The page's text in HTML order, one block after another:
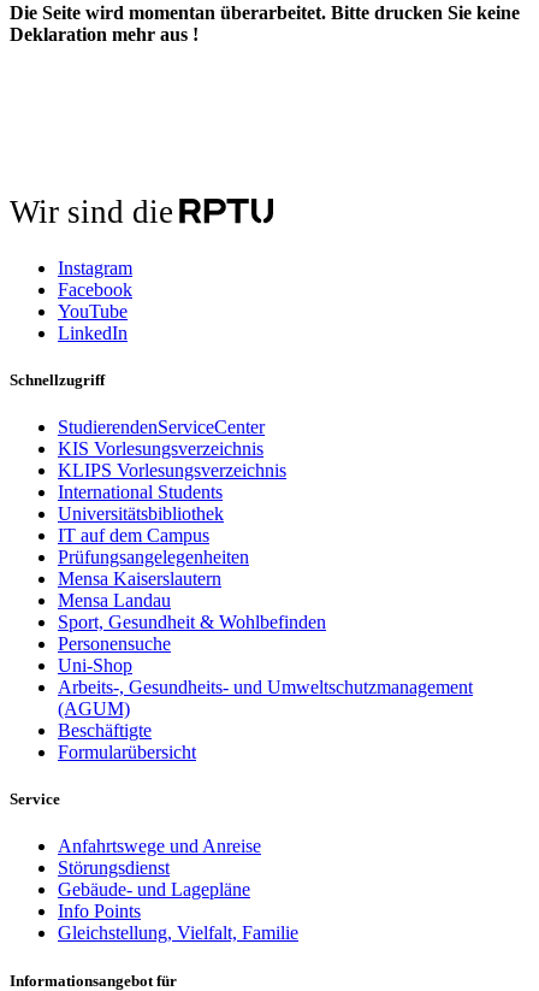
Die Seite wird momentan überarbeitet. Bitte drucken Sie keine
Deklaration mehr aus !
Wir sind die
Instagram
Facebook
YouTube
LinkedIn
Schnellzugriff
StudierendenServiceCenter
KIS Vorlesungsverzeichnis
KLIPS Vorlesungsverzeichnis
International Students
Universitätsbibliothek
IT auf dem Campus
Prüfungsangelegenheiten
Mensa Kaiserslautern
Mensa Landau
Sport, Gesundheit & Wohlbefinden
Personensuche
Uni-Shop
Arbeits-, Gesundheits- und Umweltschutzmanagement
(AGUM)
Beschäftigte
Formularübersicht
Service
Anfahrtswege und Anreise
Störungsdienst
Gebäude- und Lagepläne
Info Points
Gleichstellung, Vielfalt, Familie
Informationsangebot für